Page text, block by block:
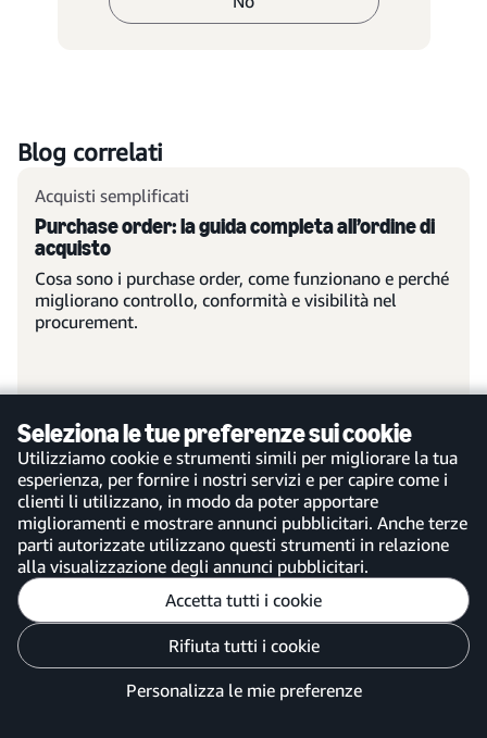
Blog correlati
Acquisti semplificati
Purchase order: la guida completa all’ordine di
acquisto
Cosa sono i purchase order, come funzionano e perché
migliorano controllo, conformità e visibilità nel
procurement.
Ulteriori informazioni
Seleziona le tue preferenze sui cookie
Utilizziamo cookie e strumenti simili per migliorare la tua
esperienza, per fornire i nostri servizi e per capire come i
clienti li utilizzano, in modo da poter apportare
miglioramenti e mostrare annunci pubblicitari. Anche terze
parti autorizzate utilizzano questi strumenti in relazione
alla visualizzazione degli annunci pubblicitari.
Accetta tutti i cookie
Rifiuta tutti i cookie
Personalizza le mie preferenze
Informazioni su di noi
Segui gli aggiornamenti